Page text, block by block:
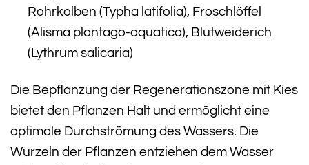
Rohrkolben (Typha latifolia), Froschlöffel
(Alisma plantago-aquatica), Blutweiderich
(Lythrum salicaria)
Die Bepflanzung der Regenerationszone mit Kies
bietet den Pflanzen Halt und ermöglicht eine
optimale Durchströmung des Wassers. Die
Wurzeln der Pflanzen entziehen dem Wasser